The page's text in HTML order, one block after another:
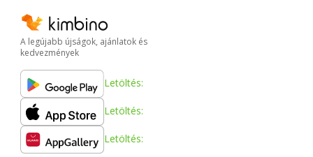
A legújabb újságok, ajánlatok és
kedvezmények
Letöltés:
Letöltés:
Letöltés: